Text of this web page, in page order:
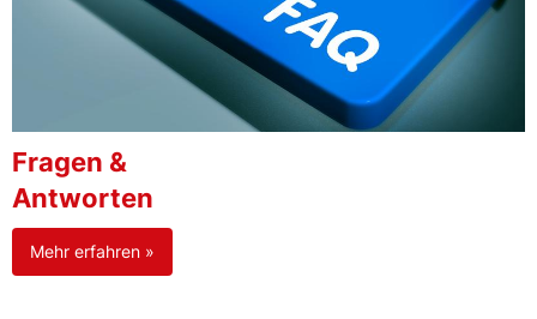
Fragen &
Antworten
Mehr erfahren »